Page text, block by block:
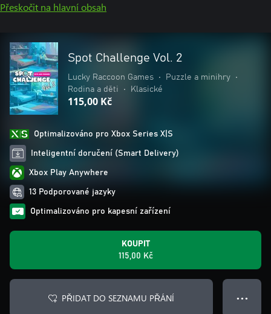
Přeskočit na hlavní obsah
Spot Challenge Vol. 2
Lucky Raccoon Games • Puzzle a minihry
•
Rodina a děti
• Klasické
115,00 Kč
Optimalizováno pro Xbox Series X|S
Inteligentní doručení (Smart Delivery)
Xbox Play Anywhere
13 Podporované jazyky
Optimalizováno pro kapesní zařízení
KOUPIT
115,00 Kč
PŘIDAT DO SEZNAMU PŘÁNÍ ● ● ●